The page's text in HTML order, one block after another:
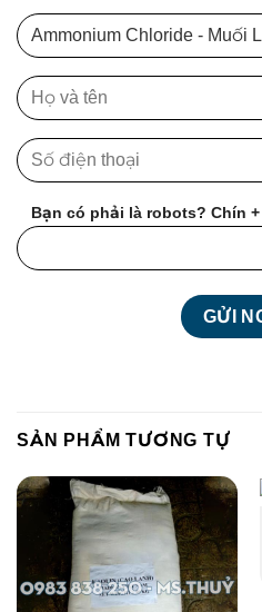
Bạn có phải là robots? Chín +
SẢN PHẨM TƯƠNG TỰ